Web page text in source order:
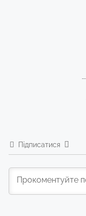
Підписатися